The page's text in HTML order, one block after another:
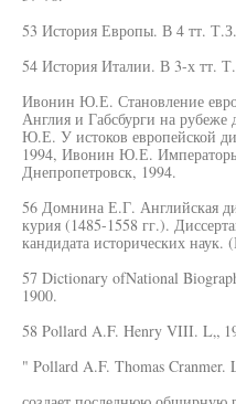
53 История Европы. В 4 тт.
54 История Италии. В 3-х тт.
Ивонин Ю.Е. Становление
Англия и Габсбурги на
Ю.Е. У истоков европейской
1994, Ивонин Ю.Е.
Днепропетровск, 1994.
56 Домнина Е.Г. Английская
курия (1485-1558 гг.).
кандидата исторических
57 Dictionary ofNational
1900.
58 Pollard A.F. Henry VIII. L„
" Pollard A.F. Thomas Cranmer.